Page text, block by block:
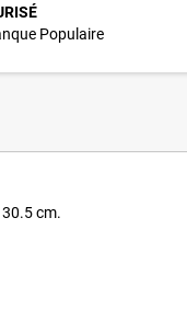
Populaire
cm.